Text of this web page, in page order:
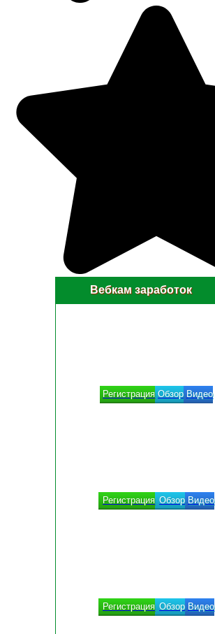
Вебкам заработок
Регистрация Обзор Видео
Регистрация Обзор Видео
Регистрация Обзор Видео